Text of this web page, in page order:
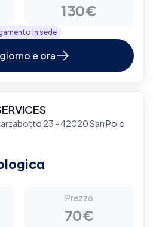
130€
in sede
e ora
23 - 42020 San Polo
Prezzo
70€